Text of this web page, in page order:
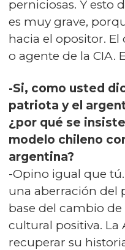
perniciosas. Y esto
es muy grave,
hacia el opositor.
o agente de la CIA.
-Si, como usted
patriota y el
¿por qué se
modelo chileno
argentina?
-Opino igual que
una aberración del
base del cambio
cultural positiva.
recuperar su